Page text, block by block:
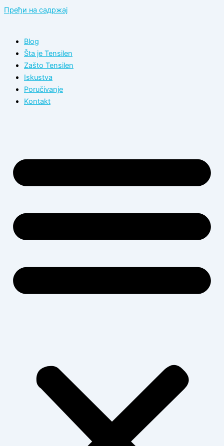
Пређи на садржај
Blog
Šta je Tensilen
Zašto Tensilen
Iskustva
Poručivanje
Kontakt